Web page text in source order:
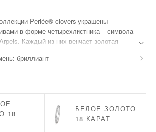
Perlée® clovers украшены
в форме четырехлистника – символа
Каждый из них венчает золотая
Clovers, желтое золото 18 карат,
бриллиант
18
БЕЛОЕ ЗОЛОТО
18 КАРАТ